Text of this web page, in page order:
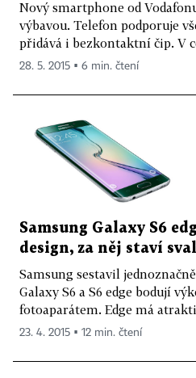
Nový smartphone od
výbavou. Telefon podporuje
přidává i bezkontaktní čip. V
28. 5. 2015 ▪ 6 min. čtení
Samsung Galaxy S6
design, za něj staví
Samsung sestavil
Galaxy S6 a S6 edge bodují
fotoaparátem. Edge má
23. 4. 2015 ▪ 12 min. čtení